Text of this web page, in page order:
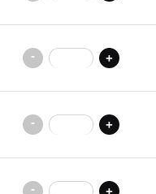
- +
- +
-